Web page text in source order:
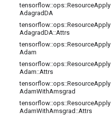
tensorflow::ops::ResourceApply
AdagradDA
tensorflow::ops::ResourceApply
AdagradDA::Attrs
tensorflow::ops::ResourceApply
Adam
tensorflow::ops::ResourceApply
Adam::Attrs
tensorflow::ops::ResourceApply
AdamWithAmsgrad
tensorflow::ops::ResourceApply
AdamWithAmsgrad ::Attrs